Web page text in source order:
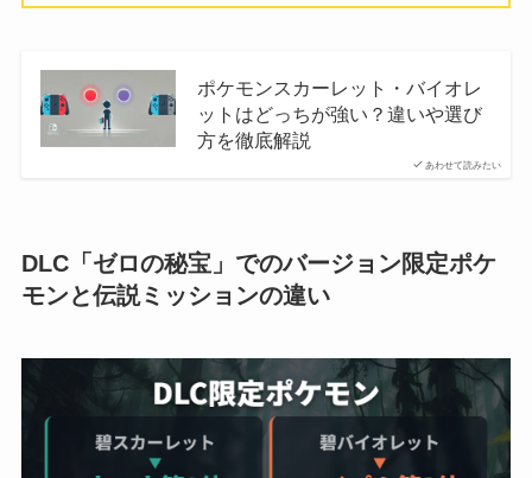
あわせて読みたい
ポケモンスカーレット・バイオレ
ットはどっちが強い？違いや選び
方を徹底解説
DLC「ゼロの秘宝」でのバージョン限定ポケ
モンと伝説ミッションの違い